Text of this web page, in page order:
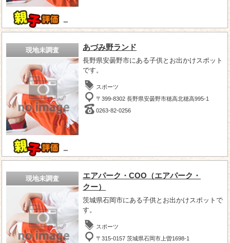
－
現地未調査
－
あづみ野ランド
長野県安曇野市にある子供とお出かけスポット
です。
スポーツ
〒399-8302 長野県安曇野市穂高北穂高995-1
0263-82-0256
現地未調査
エアパーク・COO（エアパーク・
クー）
茨城県石岡市にある子供とお出かけスポットで
す。
スポーツ
〒315-0157 茨城県石岡市上曽1698-1